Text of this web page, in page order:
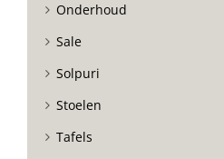
Onderhoud
Sale
Solpuri
Stoelen
Tafels